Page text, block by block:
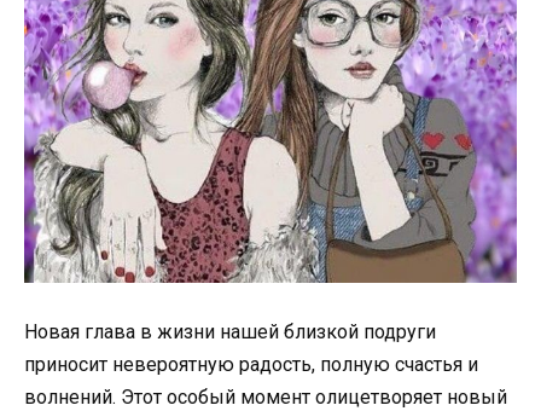
Новая глава в жизни нашей близкой подруги
приносит невероятную радость, полную счастья и
волнений. Этот особый момент олицетворяет новый